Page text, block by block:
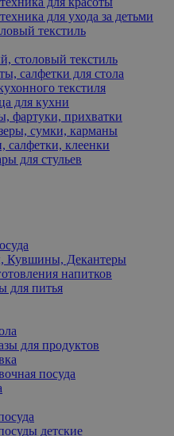
для ухода за детьми
текстиль
столовый текстиль
салфетки для стола
текстиля
для кухни
фартуки, прихватки
сумки, карманы
салфетки, клеенки
для стульев
Кувшины, Декантеры
напитков
для питья
для продуктов
посуда
детские